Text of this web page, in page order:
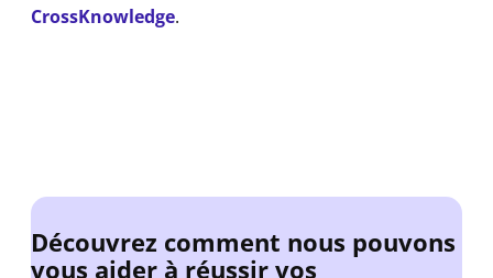
CrossKnowledge.
Découvrez comment nous pouvons
vous aider à réussir vos